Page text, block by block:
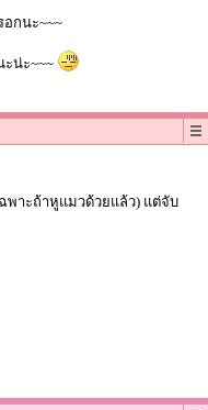
กนะ~~~
น่ะ~~~
พาะถ้าหูแมวด้วยแล้ว) แต่จับ